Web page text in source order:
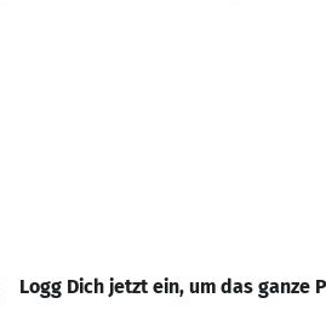
Logg Dich jetzt ein, um das ganze